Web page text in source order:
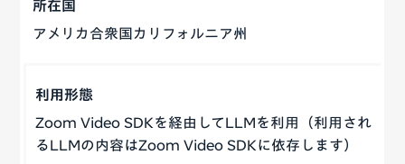
アメリカ合衆国カリフォルニア州
Zoom Video SDKを経由してLLMを利用（利用され
るLLMの内容はZoom Video SDKに依存します）